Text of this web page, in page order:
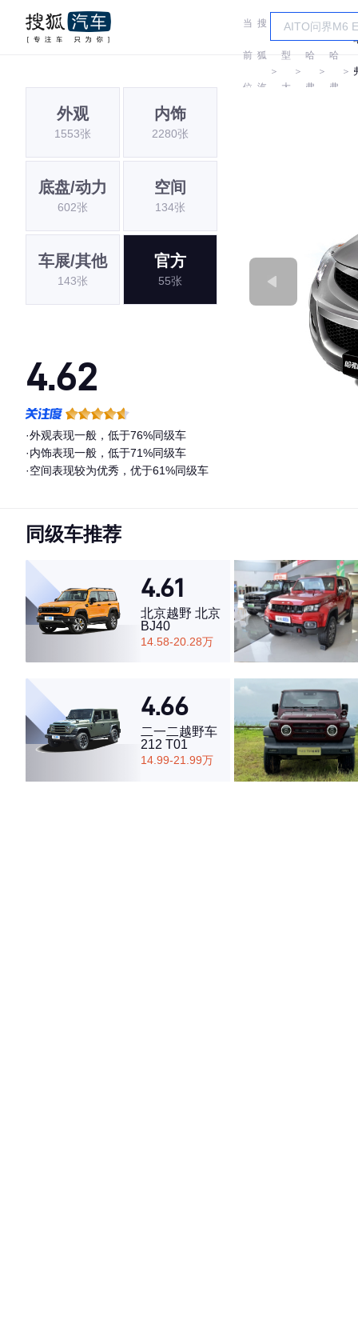
当
前
位
搜
狐
汽
＞
车
型
大
＞
哈
弗
＞
哈
弗
＞
外观
1553张
内饰
2280张
底盘/动力
602张
空间
134张
车展/其他
143张
官方
55张
4.62
·外观表现一般，低于76%同级车
·内饰表现一般，低于71%同级车
·空间表现较为优秀，优于61%同级车
同级车推荐
4.61
北京越野 北京
BJ40
14.58-20.28万
4.66
二一二越野车
212 T01
14.99-21.99万